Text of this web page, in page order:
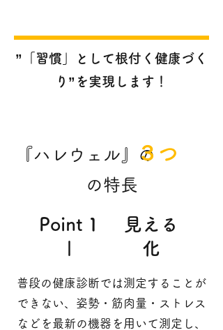
”「習慣」として根付く健康づく
り”を実現します！
『ハレウェル』の
の特長
３つ
​見える
化
Point 1
普段の健康診断では測定することが
できない、姿勢・筋肉量・ストレス
などを最新の機器を用いて測定し、